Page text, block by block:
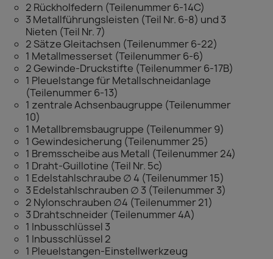
2 Rückholfedern (Teilenummer 6-14C)
3 Metallführungsleisten (Teil Nr. 6-8) und 3
Nieten (Teil Nr. 7)
2 Sätze Gleitachsen (Teilenummer 6-22)
1 Metallmesserset (Teilenummer 6-6)
2 Gewinde-Druckstifte (Teilenummer 6-17B)
1 Pleuelstange für Metallschneidanlage
(Teilenummer 6-13)
1 zentrale Achsenbaugruppe (Teilenummer
10)
1 Metallbremsbaugruppe (Teilenummer 9)
1 Gewindesicherung (Teilenummer 25)
1 Bremsscheibe aus Metall (Teilenummer 24)
1 Draht-Guillotine (Teil Nr. 5c)
1 Edelstahlschraube ∅ 4 (Teilenummer 15)
3 Edelstahlschrauben ∅ 3 (Teilenummer 3)
2 Nylonschrauben ∅4 (Teilenummer 21)
3 Drahtschneider (Teilenummer 4A)
1 Inbusschlüssel 3
1 Inbusschlüssel 2
1 Pleuelstangen-Einstellwerkzeug